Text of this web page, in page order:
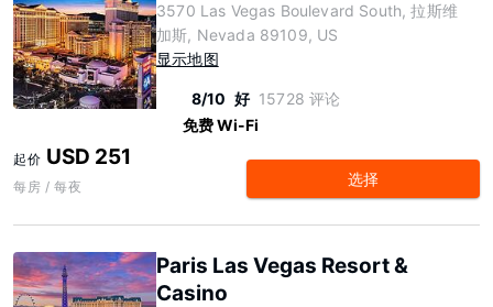
3570 Las Vegas Boulevard South, 拉斯维
加斯, Nevada 89109, US
显示地图
8/10 好 15728 评论
免费 Wi-Fi
起价 USD 251
每房 / 每夜 选择
Paris Las Vegas Resort &
Casino